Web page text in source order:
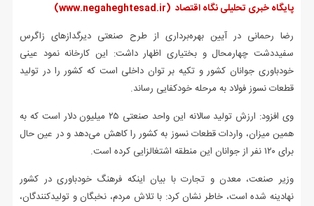
پایگاه خبری تحلیلی نگاه اقتصاد (www.negaheghtesad.ir)
رضا رحمانی در آیین بهره‌برداری از طرح صنعتی دیرگدازهای زاگرس
سفیددشت چهارمحال و بختیاری اظهار داشت: این کارخانه نمود عینی
خودباوری جوانان کشور و تکیه بر توان داخلی است که کشور را در تولید
قطعات نسوز فولاد به مرحله خودکفایی رساند.
وی افزود: ارزش تولید سالانه این واحد صنعتی ۲۵ میلیون دلار است که به
همین میزان، واردات قطعات نسوز به کشور را کاهش می‌دهد و در عین حال
برای ۱۲۰ نفر از جوانان این منطقه اشتغالزایی کرده است.
وزیر صنعت، معدن و تجارت با بیان اینکه فرهنگ خودباوری در کشور
نهادینه شده است، خاطر نشان کرد: با تلاش مردم، نخبگان و تولیدکنندگان،